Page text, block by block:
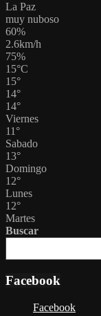
La Paz
muy nuboso
60%
2.6km/h
75%
15°C
15°
14°
14°
Viernes
11°
Sabado
13°
Domingo
12°
Lunes
12°
Martes
Buscar
Facebook
Facebook